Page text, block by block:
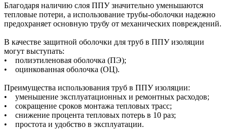
Благодаря наличию слоя ППУ значительно уменьшаются
тепловые потери, а использование трубы-оболочки надежно
предохраняет основную трубу от механических повреждений.
В качестве защитной оболочки для труб в ППУ изоляции
могут выступать:
• полиэтиленовая оболочка (ПЭ);
• оцинкованная оболочка (ОЦ).
Преимущества использования труб в ППУ изоляции:
• уменьшение эксплуатационных и ремонтных расходов;
• сокращение сроков монтажа тепловых трасс;
• снижение процента тепловых потерь в 10 раз;
• простота и удобство в эксплуатации.